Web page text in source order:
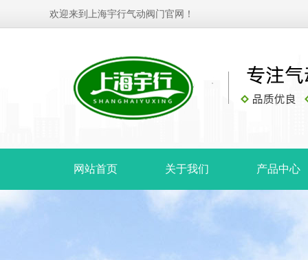
欢迎来到上海宇行气动阀门官网！
网站首页 关于我们 产品中心